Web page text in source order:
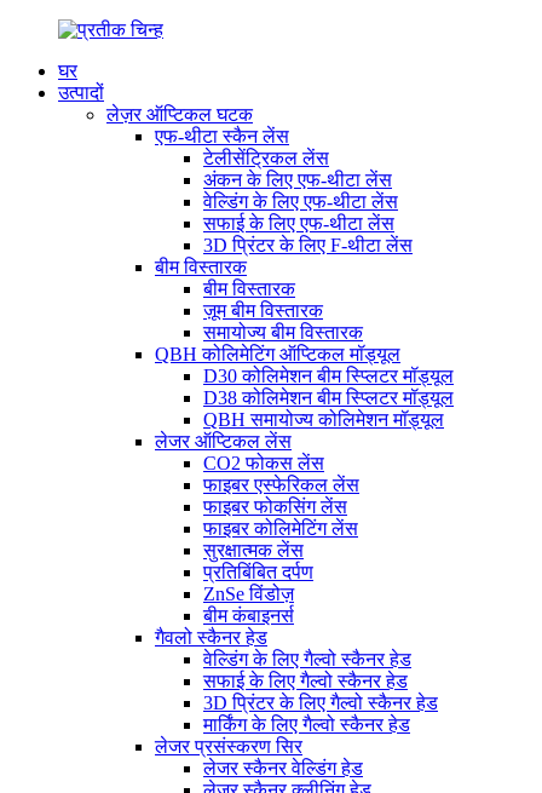
घर
उत्पादों
लेज़र ऑप्टिकल घटक
एफ-थीटा स्कैन लेंस
टेलीसेंट्रिकल लेंस
अंकन के लिए एफ-थीटा लेंस
वेल्डिंग के लिए एफ-थीटा लेंस
सफाई के लिए एफ-थीटा लेंस
3D प्रिंटर के लिए F-थीटा लेंस
बीम विस्तारक
बीम विस्तारक
ज़ूम बीम विस्तारक
समायोज्य बीम विस्तारक
QBH कोलिमेटिंग ऑप्टिकल मॉड्यूल
D30 कोलिमेशन बीम स्प्लिटर मॉड्यूल
D38 कोलिमेशन बीम स्प्लिटर मॉड्यूल
QBH समायोज्य कोलिमेशन मॉड्यूल
लेजर ऑप्टिकल लेंस
CO2 फोकस लेंस
फाइबर एस्फेरिकल लेंस
फाइबर फोकसिंग लेंस
फाइबर कोलिमेटिंग लेंस
सुरक्षात्मक लेंस
प्रतिबिंबित दर्पण
ZnSe विंडोज़
बीम कंबाइनर्स
गैवलो स्कैनर हेड
वेल्डिंग के लिए गैल्वो स्कैनर हेड
सफाई के लिए गैल्वो स्कैनर हेड
3D प्रिंटर के लिए गैल्वो स्कैनर हेड
मार्किंग के लिए गैल्वो स्कैनर हेड
लेजर प्रसंस्करण सिर
लेजर स्कैनर वेल्डिंग हेड